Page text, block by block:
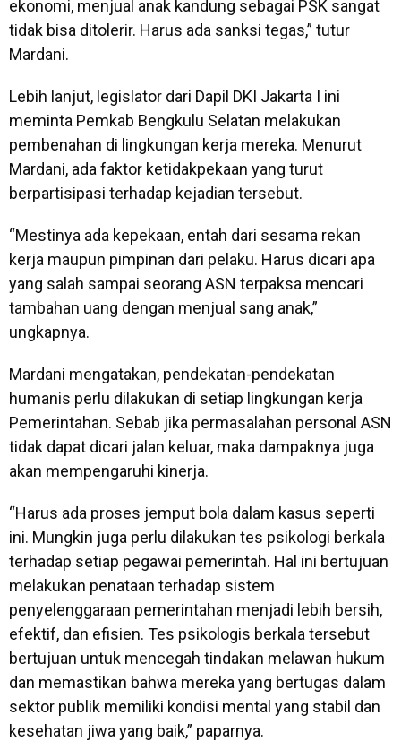
ekonomi, menjual anak kandung sebagai PSK sangat
tidak bisa ditolerir. Harus ada sanksi tegas,” tutur
Mardani.
Lebih lanjut, legislator dari Dapil DKI Jakarta I ini
meminta Pemkab Bengkulu Selatan melakukan
pembenahan di lingkungan kerja mereka. Menurut
Mardani, ada faktor ketidakpekaan yang turut
berpartisipasi terhadap kejadian tersebut.
“Mestinya ada kepekaan, entah dari sesama rekan
kerja maupun pimpinan dari pelaku. Harus dicari apa
yang salah sampai seorang ASN terpaksa mencari
tambahan uang dengan menjual sang anak,”
ungkapnya.
Mardani mengatakan, pendekatan-pendekatan
humanis perlu dilakukan di setiap lingkungan kerja
Pemerintahan. Sebab jika permasalahan personal ASN
tidak dapat dicari jalan keluar, maka dampaknya juga
akan mempengaruhi kinerja.
“Harus ada proses jemput bola dalam kasus seperti
ini. Mungkin juga perlu dilakukan tes psikologi berkala
terhadap setiap pegawai pemerintah. Hal ini bertujuan
melakukan penataan terhadap sistem
penyelenggaraan pemerintahan menjadi lebih bersih,
efektif, dan efisien. Tes psikologis berkala tersebut
bertujuan untuk mencegah tindakan melawan hukum
dan memastikan bahwa mereka yang bertugas dalam
sektor publik memiliki kondisi mental yang stabil dan
kesehatan jiwa yang baik,” paparnya.